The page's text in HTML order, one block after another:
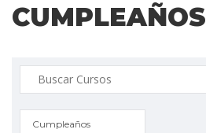
CUMPLEAÑOS
Buscar:
Cumpleaños